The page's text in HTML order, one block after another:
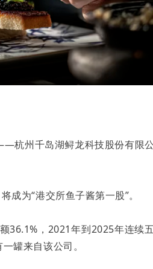
杭州千岛湖鲟龙科技股份有限
为“港交所鱼子酱第一股”。
36.1%，2021年到2025年连续
罐来自该公司。